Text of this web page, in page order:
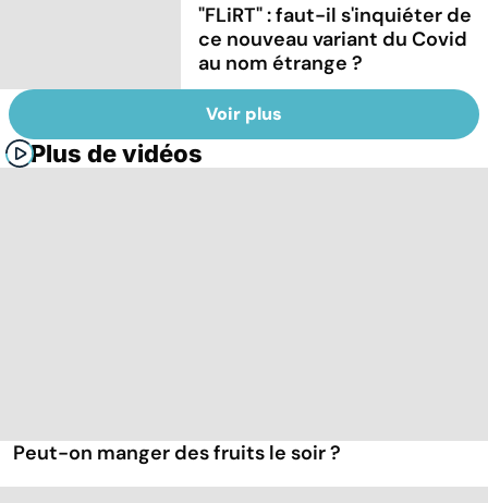
"FLiRT" : faut-il s'inquiéter de
ce nouveau variant du Covid
au nom étrange ?
Voir plus
Plus de vidéos
Peut-on manger des fruits le soir ?